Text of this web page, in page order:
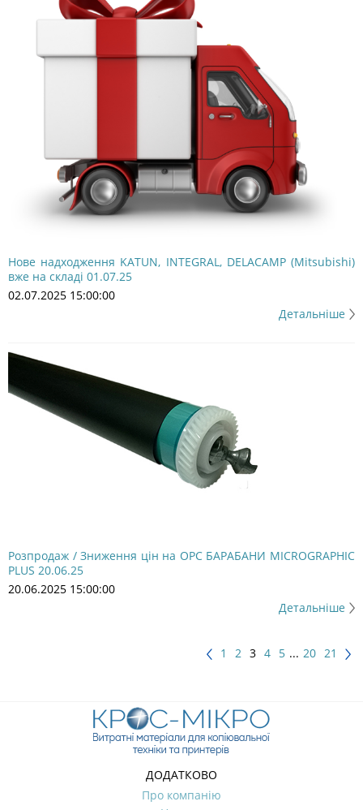
Нове надходження KATUN, INTEGRAL, DELACAMP (Mitsubishi)
вже на складі 01.07.25
02.07.2025 15:00:00
Детальніше
Розпродаж / Зниження цін на OPC БАРАБАНИ MICROGRAPHIC
PLUS 20.06.25
20.06.2025 15:00:00
Детальніше
1 2 3 4 5 ... 20 21
ДОДАТКОВО
Про компанію